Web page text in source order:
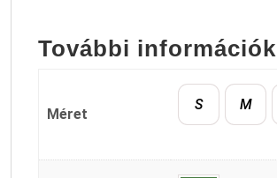
További információk
Méret
S M